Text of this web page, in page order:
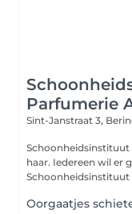
Parfumerie
Sint-Janstraat 3,
Schoonheidsinstituut
haar. Iedereen wil er
Schoonheidsinstituut
Oorgaatjes